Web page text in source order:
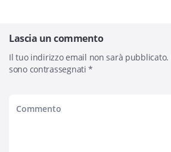
Lascia un commento
Il tuo indirizzo email non sarà pubblicato.
sono contrassegnati*